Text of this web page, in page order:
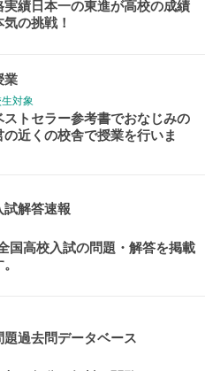
君の未来